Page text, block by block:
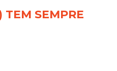
TEM SEMPRE